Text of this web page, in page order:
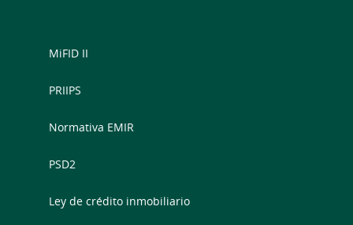
MiFID II
PRIIPS
Normativa EMIR
PSD2
Ley de crédito inmobiliario